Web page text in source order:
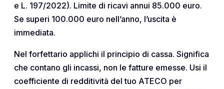
e L. 197/2022). Limite di ricavi annui 85.000 euro.
Se superi 100.000 euro nell’anno, l’uscita è
immediata.
Nel forfettario applichi il principio di cassa. Significa
che contano gli incassi, non le fatture emesse. Usi il
coefficiente di redditività del tuo ATECO per